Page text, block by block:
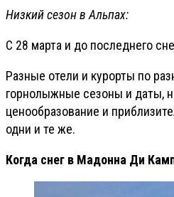
Низкий сезон в Альпах:
С 28 марта и до последнего
Разные отели и курорты по
горнолыжные сезоны и даты,
ценообразование и
одни и те же.
Когда снег в Мадонна Ди